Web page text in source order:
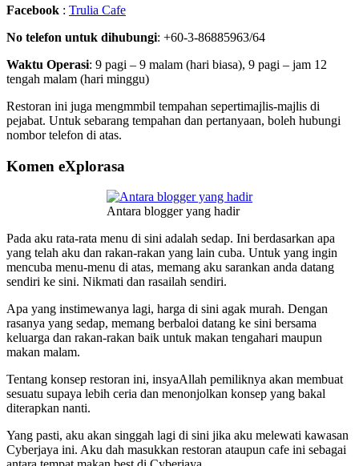
Facebook : Trulia Cafe
No telefon untuk dihubungi: +60-3-86885963/64
Waktu Operasi: 9 pagi – 9 malam (hari biasa), 9 pagi – jam 12
tengah malam (hari minggu)
Restoran ini juga mengmmbil tempahan sepertimajlis-majlis di
pejabat. Untuk sebarang tempahan dan pertanyaan, boleh hubungi
nombor telefon di atas.
Komen eXplorasa
Antara blogger yang hadir
Pada aku rata-rata menu di sini adalah sedap. Ini berdasarkan apa
yang telah aku dan rakan-rakan yang lain cuba. Untuk yang ingin
mencuba menu-menu di atas, memang aku sarankan anda datang
sendiri ke sini. Nikmati dan rasailah sendiri.
Apa yang instimewanya lagi, harga di sini agak murah. Dengan
rasanya yang sedap, memang berbaloi datang ke sini bersama
keluarga dan rakan-rakan baik untuk makan tengahari maupun
makan malam.
Tentang konsep restoran ini, insyaAllah pemiliknya akan membuat
sesuatu supaya lebih ceria dan menonjolkan konsep yang bakal
diterapkan nanti.
Yang pasti, aku akan singgah lagi di sini jika aku melewati kawasan
Cyberjaya ini. Aku dah masukkan restoran ataupun cafe ini sebagai